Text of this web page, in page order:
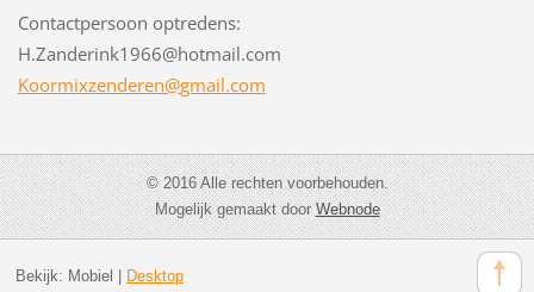
Contactpersoon optredens:
H.Zanderink1966@hotmail.com
Koormixzenderen@gmail.com
© 2016 Alle rechten voorbehouden.
Mogelijk gemaakt doorWebnode
Bekijk: Mobiel | Desktop